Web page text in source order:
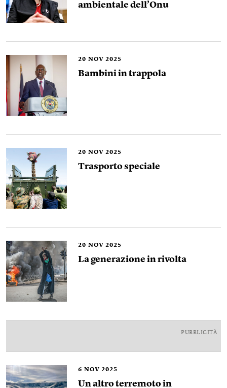
ambientale dell’Onu
20 NOV 2025
Bambini in trappola
20 NOV 2025
Trasporto speciale
20 NOV 2025
La generazione in rivolta
PUBBLICITÀ
6 NOV 2025
Un altro terremoto in